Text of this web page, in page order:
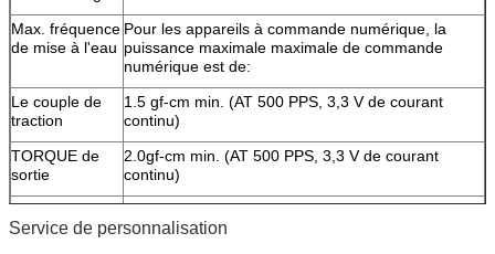
Max. fréquence
de mise à l'eau
Pour les appareils à commande numérique, la
puissance maximale maximale de commande
numérique est de:
Le couple de
traction
1.5 gf-cm min. (AT 500 PPS, 3,3 V de courant
continu)
TORQUE de
sortie
2.0gf-cm min. (AT 500 PPS, 3,3 V de courant
continu)
Classe
d'isolation
Classe E pour les bobines
Service de personnalisation